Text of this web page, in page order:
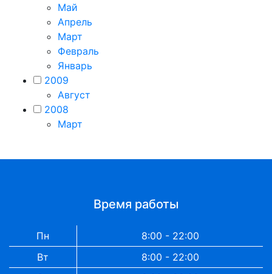
Май
Апрель
Март
Февраль
Январь
2009
Август
2008
Март
Время работы
Пн
8:00 - 22:00
Вт
8:00 - 22:00